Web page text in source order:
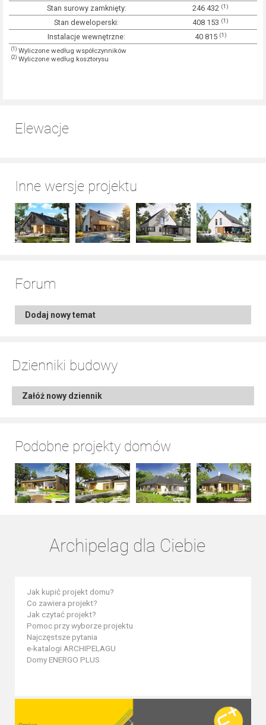
Stan surowy zamknięty: 246 432 (1)
Stan deweloperski: 408 153 (1)
Instalacje wewnętrzne: 40 815 (1)
(1) Wyliczone według współczynników
(2) Wyliczone według kosztorysu
Elewacje
Inne wersje projektu
Forum
Dodaj nowy temat
Dzienniki budowy
Załóż nowy dziennik
Podobne projekty domów
Archipelag dla Ciebie
Jak kupić projekt domu?
Co zawiera projekt?
Jak czytać projekt?
Pomoc przy wyborze projektu
Najczęstsze pytania
e-katalogi ARCHIPELAGU
Domy ENERGO PLUS